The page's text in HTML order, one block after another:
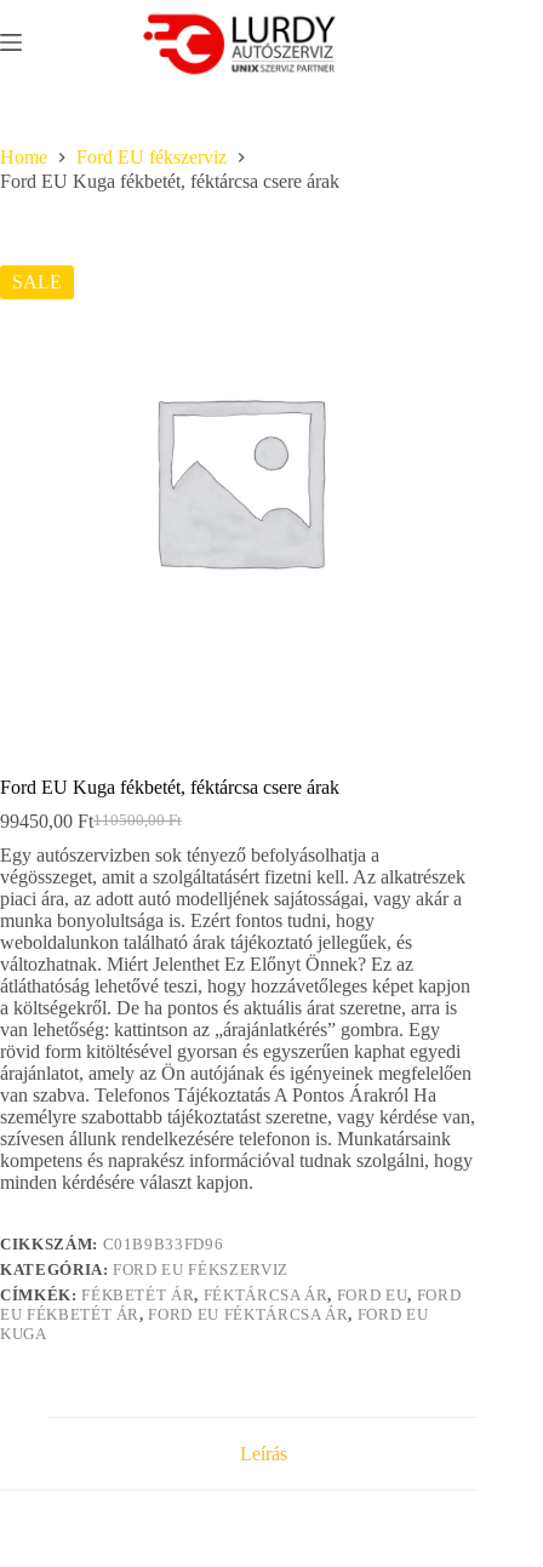
to
content
Home
Ford EU fékszerviz
Ford EU Kuga fékbetét, féktárcsa csere árak
SALE
Ford EU Kuga fékbetét, féktárcsa csere árak
110500,00Ft
Original
price
was:
110500,00 Ft.
99450,00 FtCurrent
price
is:
99450,00 Ft.
Egy autószervizben sok tényező befolyásolhatja a
végösszeget, amit a szolgáltatásért fizetni kell. Az alkatrészek
piaci ára, az adott autó modelljének sajátosságai, vagy akár a
munka bonyolultsága is. Ezért fontos tudni, hogy
weboldalunkon található árak tájékoztató jellegűek, és
változhatnak. Miért Jelenthet Ez Előnyt Önnek? Ez az
átláthatóság lehetővé teszi, hogy hozzávetőleges képet kapjon
a költségekről. De ha pontos és aktuális árat szeretne, arra is
van lehetőség: kattintson az „árajánlatkérés” gombra. Egy
rövid form kitöltésével gyorsan és egyszerűen kaphat egyedi
árajánlatot, amely az Ön autójának és igényeinek megfelelően
van szabva. Telefonos Tájékoztatás A Pontos Árakról Ha
személyre szabottabb tájékoztatást szeretne, vagy kérdése van,
szívesen állunk rendelkezésére telefonon is. Munkatársaink
kompetens és naprakész információval tudnak szolgálni, hogy
minden kérdésére választ kapjon.
CIKKSZÁM: C01B9B33FD96
KATEGÓRIA:FORD EU FÉKSZERVIZ
CÍMKÉK:FÉKBETÉT ÁR, FÉKTÁRCSA ÁR, FORD EU, FORD
EU FÉKBETÉT ÁR,FORD EU FÉKTÁRCSA ÁR, FORD EU
KUGA
Leírás